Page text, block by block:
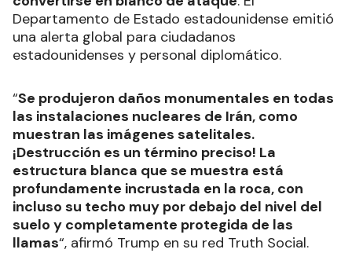
Departamento de Estado estadounidense emitió
una alerta global para ciudadanos
estadounidenses y personal diplomático.
“Se produjeron daños monumentales en todas
las instalaciones nucleares de Irán, como
muestran las imágenes satelitales.
¡Destrucción es un término preciso! La
estructura blanca que se muestra está
profundamente incrustada en la roca, con
incluso su techo muy por debajo del nivel del
suelo y completamente protegida de las
llamas“, afirmó Trump en su red Truth Social.